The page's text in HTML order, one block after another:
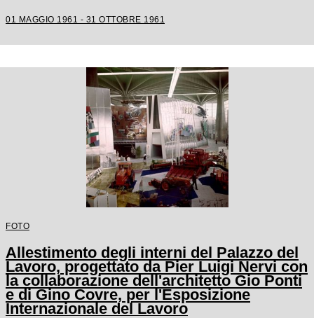
01 MAGGIO 1961 - 31 OTTOBRE 1961
FOTO
Allestimento degli interni del Palazzo del
Lavoro, progettato da Pier Luigi Nervi con
la collaborazione dell'architetto Gio Ponti
e di Gino Covre, per l'Esposizione
Internazionale del Lavoro